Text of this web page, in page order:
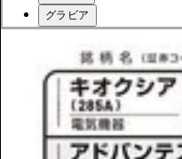
グラビア